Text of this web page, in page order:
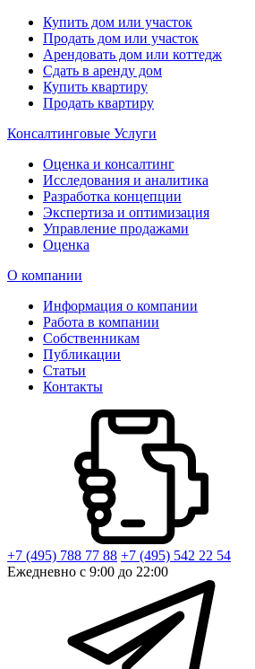
Купить дом или участок
Продать дом или участок
Арендовать дом или коттедж
Сдать в аренду дом
Купить квартиру
Продать квартиру
Консалтинговые Услуги
Оценка и консалтинг
Исследования и аналитика
Разработка концепции
Экспертиза и оптимизация
Управление продажами
Оценка
О компании
Информация о компании
Работа в компании
Собственникам
Публикации
Статьи
Контакты
+7 (495) 788 77 88 +7 (495) 542 22 54
Ежедневно с 9:00 до 22:00